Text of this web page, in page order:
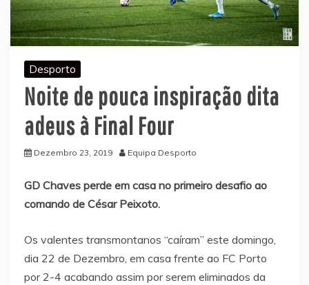
Desporto
Noite de pouca inspiração dita
adeus à Final Four
Dezembro 23, 2019 Equipa Desporto
GD Chaves perde em casa no primeiro desafio ao
comando de César Peixoto.
Os valentes transmontanos “caíram” este domingo,
dia 22 de Dezembro, em casa frente ao FC Porto
por 2-4 acabando assim por serem eliminados da